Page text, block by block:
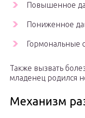
Повышенное
Пониженное
Гормональные
Также вызвать
младенец родился
Механизм